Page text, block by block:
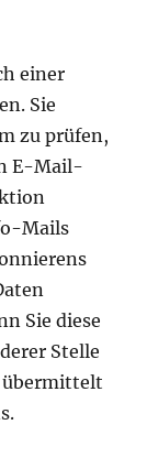
einer
Sie
zu prüfen,
E-Mail-
Mails
Sie diese
Stelle
übermittelt